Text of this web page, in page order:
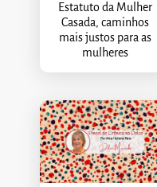
Estatuto da Mulher
Casada, caminhos
mais justos para as
mulheres